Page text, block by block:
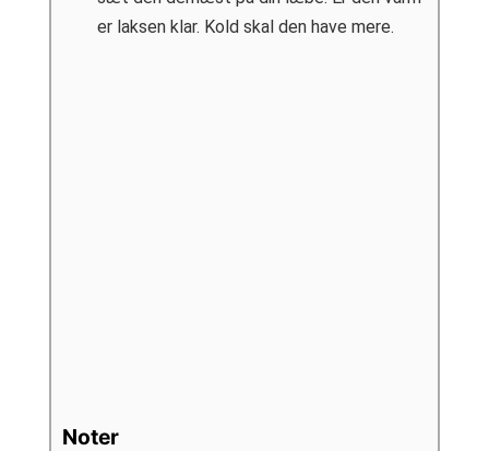
er laksen klar. Kold skal den have mere.
Noter